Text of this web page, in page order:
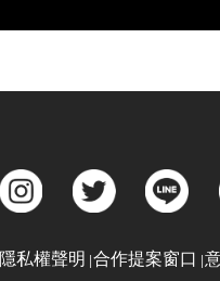
隱私權聲明 合作提案窗口